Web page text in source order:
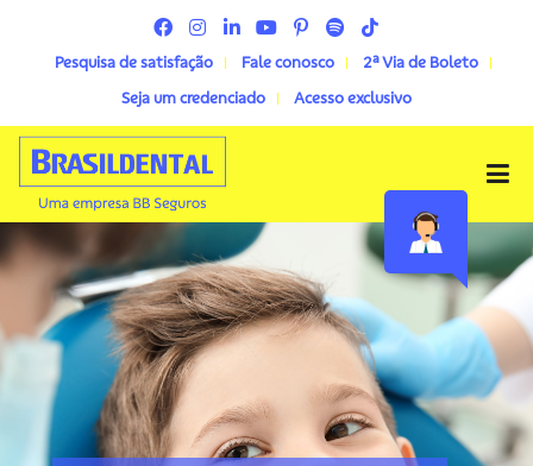
Pesquisa de satisfação Fale conosco
2ª Via de Boleto
Seja um credenciado
Acesso exclusivo
Menu